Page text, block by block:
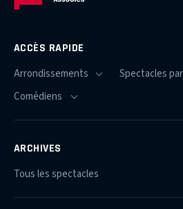
ACCÈS RAPIDE
ARCHIVES
Tous les spectacles